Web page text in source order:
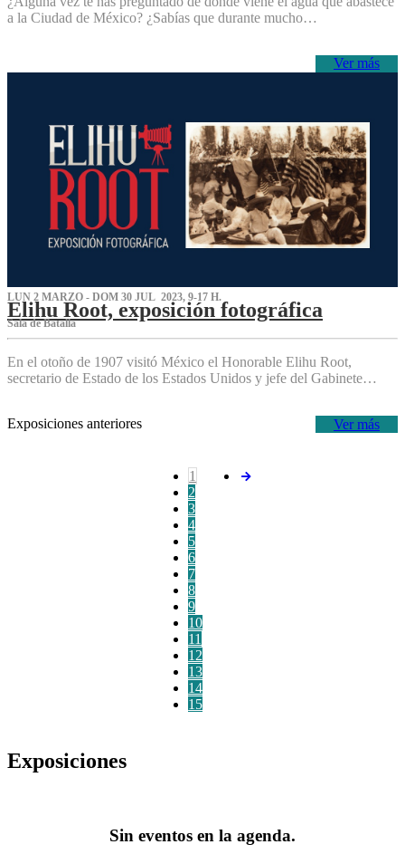
a la Ciudad de México? ¿Sabías que durante mucho…
Ver más
LUN 2 MARZO - DOM 30 JUL 2023, 9-17 H.
Elihu Root, exposición fotográfica
Sala de Batalla
En el otoño de 1907 visitó México el Honorable Elihu Root,
secretario de Estado de los Estados Unidos y jefe del Gabinete…
Ver más
Exposiciones anteriores
1
2
3
4
5
6
7
8
9
10
11
12
13
14
15
Exposiciones
Sin eventos en la agenda.